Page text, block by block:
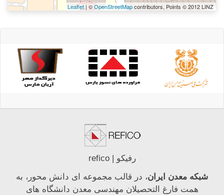
Leaflet| ©OpenStreetMapcontributors, Points © 2012 LINZ
رفیکو | refico
شبکه معدن ایران، در قالب مجموعه ای دانش محور، به
همت فارغ­ التحصیلان مهندسی معدن دانشگاه ­های